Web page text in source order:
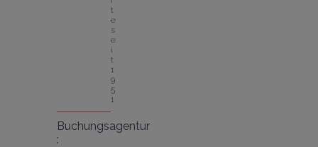
t
e
s
e
i
t
1
9
5
1
Buchungsagentur
: